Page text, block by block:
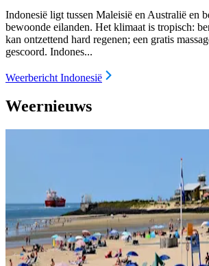
Indonesië ligt tussen Maleisië en Australië en
bewoonde eilanden. Het klimaat is tropisch:
kan ontzettend hard regenen; een gratis
gescoord. Indones...
Weerbericht Indonesië
Weernieuws